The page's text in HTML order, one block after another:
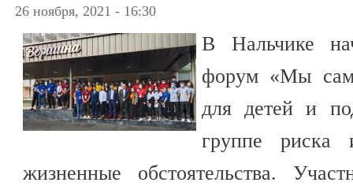
26 ноября, 2021 - 16:30
В Нальчике
форум «Мы
для детей и
группе
жизненные обстоятельства.